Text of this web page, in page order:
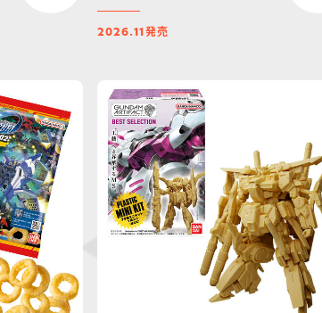
2026.11 発売